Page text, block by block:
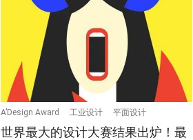
A’Design Award 工业设计 平面设计
世界最大的设计大赛结果出炉！最